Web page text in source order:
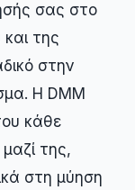
σας στο
της
στην
Η DMM
κάθε
της,
στη μύηση